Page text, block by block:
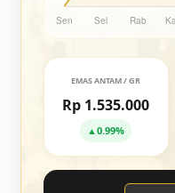
EMAS ANTAM / GR
Rp 1.535.000
▲0.99%